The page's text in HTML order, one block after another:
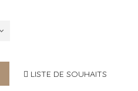
LISTE DE SOUHAITS